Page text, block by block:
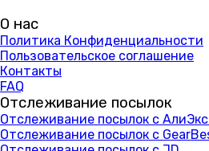
О нас
Политика Конфиденциальности
Пользовательское соглашение
Контакты
FAQ
Отслеживание посылок
Отслеживание посылок с
Отслеживание посылок с